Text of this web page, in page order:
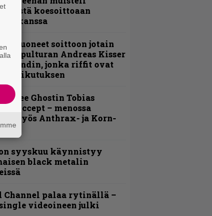
koesoittoaan
kanssa
tuoneet soittoon jotain
– Sepulturan Andreas Kisser
bändin, jonka riffit ovat
vaikutuksen
lähtee Ghostin Tobias
Accept – menossa
myös Anthrax- ja Korn-
syyskuu käynnistyy
black metalin
Channel palaa rytinällä –
videoineen julki